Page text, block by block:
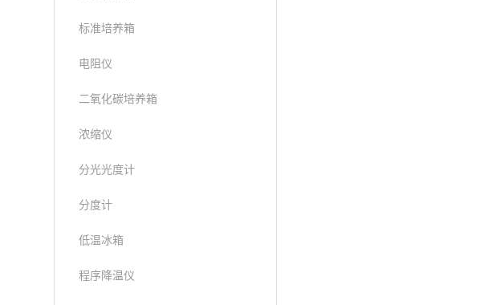
标准培养箱
电阻仪
二氧化碳培养箱
浓缩仪
分光光度计
分度计
低温冰箱
程序降温仪